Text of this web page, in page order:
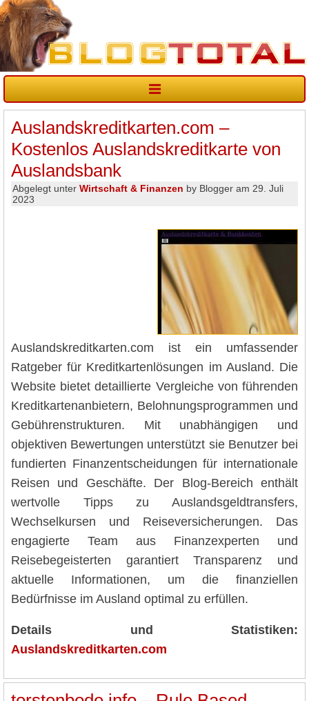
Auslandskreditkarten.com –
Kostenlos Auslandskreditkarte von
Auslandsbank
Abgelegt unter Wirtschaft & Finanzen by Blogger am 29. Juli
2023
Auslandskreditkarten.com ist ein umfassender
Ratgeber für Kreditkartenlösungen im Ausland. Die
Website bietet detaillierte Vergleiche von führenden
Kreditkartenanbietern, Belohnungsprogrammen und
Gebührenstrukturen. Mit unabhängigen und
objektiven Bewertungen unterstützt sie Benutzer bei
fundierten Finanzentscheidungen für internationale
Reisen und Geschäfte. Der Blog-Bereich enthält
wertvolle Tipps zu Auslandsgeldtransfers,
Wechselkursen und Reiseversicherungen. Das
engagierte Team aus Finanzexperten und
Reisebegeisterten garantiert Transparenz und
aktuelle Informationen, um die finanziellen
Bedürfnisse im Ausland optimal zu erfüllen.
Details und Statistiken:
Auslandskreditkarten.com